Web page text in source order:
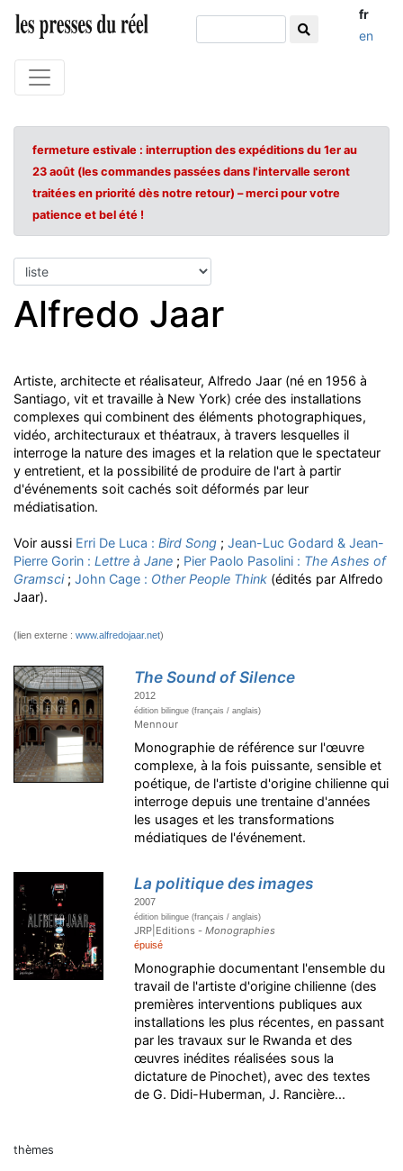
fr
en
fermeture estivale : interruption des expéditions du 1er au
23 août (les commandes passées dans l'intervalle seront
traitées en priorité dès notre retour) – merci pour votre
patience et bel été !
Alfredo Jaar
Artiste, architecte et réalisateur, Alfredo Jaar (né en 1956 à
Santiago, vit et travaille à New York) crée des installations
complexes qui combinent des éléments photographiques,
vidéo, architecturaux et théatraux, à travers lesquelles il
interroge la nature des images et la relation que le spectateur
y entretient, et la possibilité de produire de l'art à partir
d'événements soit cachés soit déformés par leur
médiatisation.
Voir aussi Erri De Luca : Bird Song ; Jean-Luc Godard & Jean-
Pierre Gorin : Lettre à Jane ; Pier Paolo Pasolini : The Ashes of
Gramsci; John Cage : Other People Think (édités par Alfredo
Jaar).
(lien externe : www.alfredojaar.net)
The Sound of Silence
2012
édition bilingue (français / anglais)
Mennour
Monographie de référence sur l'œuvre
complexe, à la fois puissante, sensible et
poétique, de l'artiste d'origine chilienne qui
interroge depuis une trentaine d'années
les usages et les transformations
médiatiques de l'événement.
La politique des images
2007
édition bilingue (français / anglais)
JRP|Editions -Monographies
épuisé
Monographie documentant l'ensemble du
travail de l'artiste d'origine chilienne (des
premières interventions publiques aux
installations les plus récentes, en passant
par les travaux sur le Rwanda et des
œuvres inédites réalisées sous la
dictature de Pinochet), avec des textes
de G. Didi-Huberman, J. Rancière...
thèmes